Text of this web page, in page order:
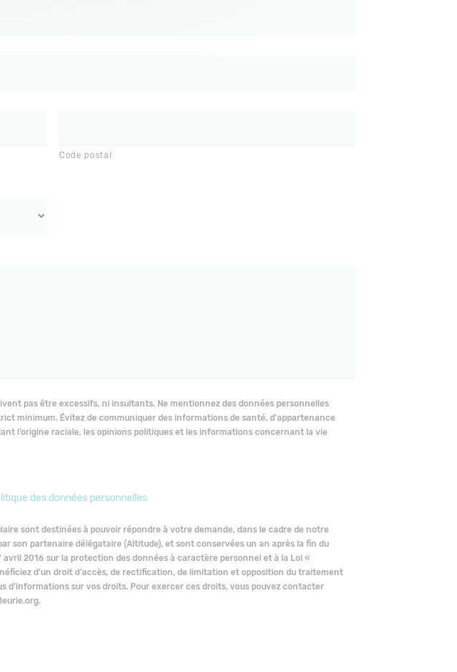
Code postal
pas être excessifs, ni insultants. Ne mentionnez des données personnelles
minimum. Évitez de communiquer des informations de santé, d’appartenance
l’origine raciale, les opinions politiques et les informations concernant la vie
des données personnelles
sont destinées à pouvoir répondre à votre demande, dans le cadre de notre
son partenaire délégataire (Altitude), et sont conservées un an après la fin du
2016 sur la protection des données à caractère personnel et à la Loi «
d’un droit d’accès, de rectification, de limitation et opposition du traitement
d’informations sur vos droits. Pour exercer ces droits, vous pouvez contacter